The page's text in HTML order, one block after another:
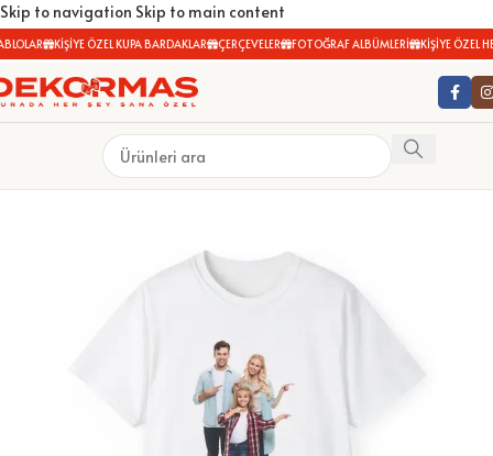
Skip to navigation Skip to main content
KİŞİYE ÖZEL KUPA BARDAKLAR ÇERÇEVELER FOTOĞRAF ALBÜMLERİ KİŞİYE ÖZEL